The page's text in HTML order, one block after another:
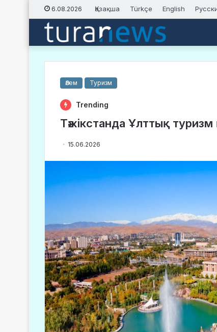
6.08.2026 Қазақша Türkçe English
Әлем Туризм
Trending
Тәжікстанда Ұлттық
15.06.2026